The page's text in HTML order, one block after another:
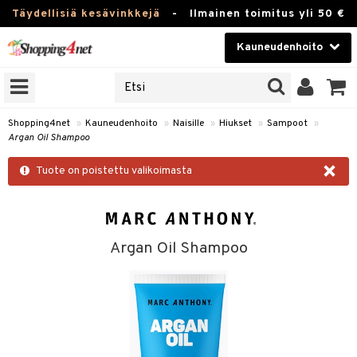
Täydellisiä kesävinkkejä - Ilmainen toimitus yli 50 €
Kauneudenhoito
Kauneudenhoito
Piilolinssit
Apteekki
Lelut, Lapsi & Vauva
Shopping4net » Kauneudenhoito » Naisille » Hiukset » Sampoot »
Argan Oil Shampoo
×
Tuote on poistettu valikoimasta
Argan Oil Shampoo